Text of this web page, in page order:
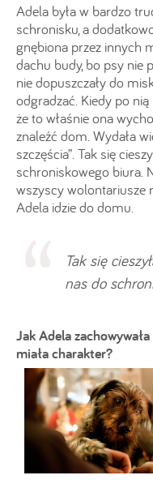
Adela była w bardzo
schronisku, a
gnębiona przez innych
dachu budy, bo psy nie
nie dopuszczały do
odgradzać. Kiedy po
że to właśnie ona
znaleźć dom. Wydała
szczęścia”. Tak się
schroniskowego biura.
wszyscy wolontariusze
Adela idzie do domu.
Tak się
nas do
Jak Adela
miała charakter?